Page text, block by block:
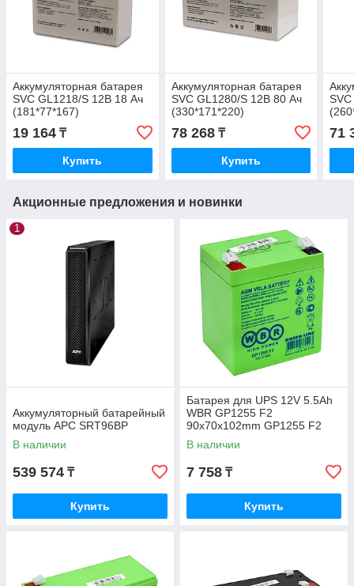
Аккумуляторная батарея
SVC GL1218/S 12В 18 Ач
(181*77*167)
19 164 ₸
Купить
Аккумуляторная батарея
SVC GL1280/S 12В 80 Ач
(330*171*220)
78 268₸
Купить
71
Акционные предложения и новинки
1
Аккумуляторный батарейный
модуль APC SRT96BP
В наличии
539 574 ₸
Купить
Батарея для UPS 12V 5.5Ah
WBR GP1255 F2
90x70x102mm GP1255 F2
В наличии
7 758 ₸
Купить